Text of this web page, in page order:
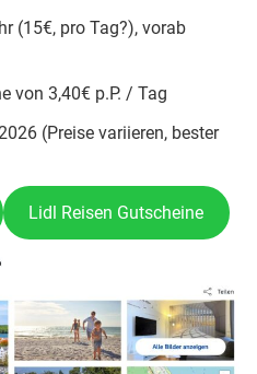
(15€, pro Tag?), vorab
von 3,40€ p.P. / Tag
(Preise variieren, bester
Lidl Reisen Gutscheine